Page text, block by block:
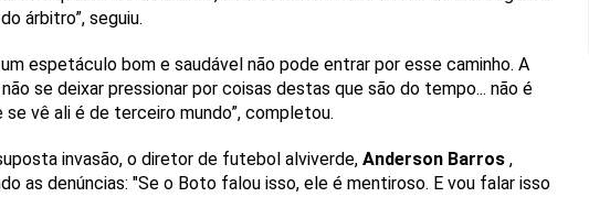
árbitro”, seguiu.
espetáculo bom e saudável não pode entrar por esse caminho. A
se deixar pressionar por coisas destas que são do tempo... não é
vê ali é de terceiro mundo”, completou.
invasão, o diretor de futebol alviverde, Anderson Barros ,
as denúncias: "Se o Boto falou isso, ele é mentiroso. E vou falar isso